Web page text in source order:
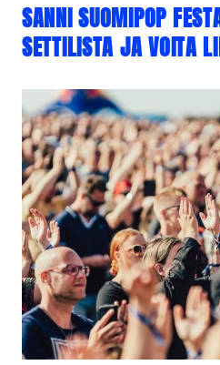
SANNI SUOMIPOP
SETTILISTA JA VOITA